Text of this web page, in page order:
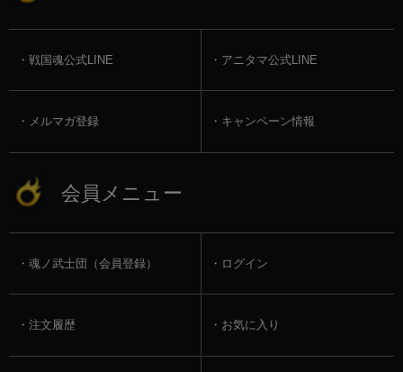
戦国魂公式LINE アニタマ公式LINE
メルマガ登録 キャンペーン情報
会員メニュー
魂ノ武士団（会員登録） ログイン
注文履歴 お気に入り